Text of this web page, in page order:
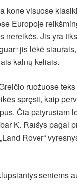
kone visuose
Europoje
nereikės. Jis yra
jis lėkė
kalnų keliais.
ruožuose
spręsti, kaip
Čia patyrusiam
K. Raišys pagal
Rover“
seniems